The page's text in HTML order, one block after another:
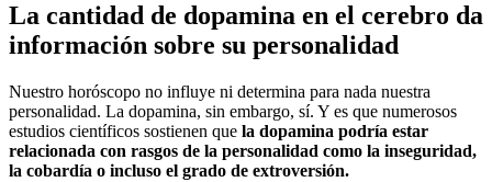
La cantidad de dopamina en el cerebro da
información sobre su personalidad
Nuestro horóscopo no influye ni determina para nada nuestra
personalidad. La dopamina, sin embargo, sí. Y es que numerosos
estudios científicos sostienen que la dopamina podría estar
relacionada con rasgos de la personalidad como la inseguridad,
la cobardía o incluso el grado de extroversión.